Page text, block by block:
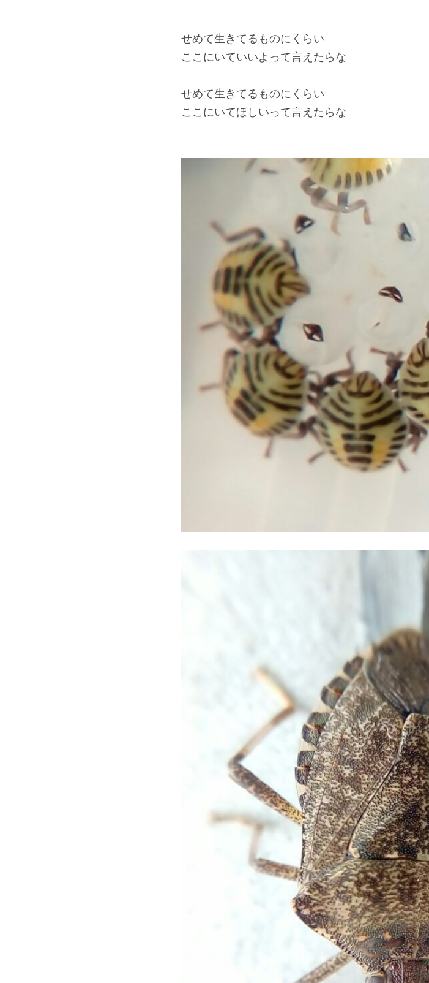
せめて生きてるものにくらい
ここにいていいよって言えたらな
せめて生きてるものにくらい
ここにいてほしいって言えたらな